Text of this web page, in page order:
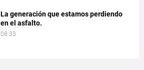
La generación que estamos perdiendo
en el asfalto.
08:33